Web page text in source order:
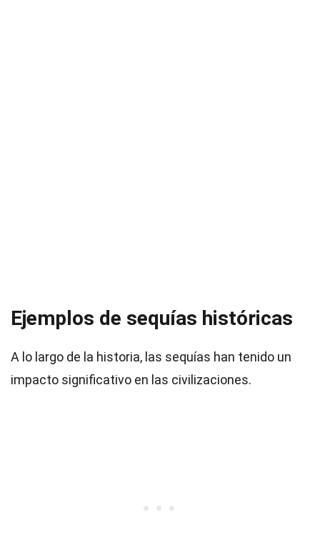
Ejemplos de sequías históricas
A lo largo de la historia, las sequías han tenido un
impacto significativo en las civilizaciones.